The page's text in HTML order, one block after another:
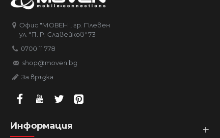
Офис "МОВЕН", гр. Плевен
ул. "П. Р. Славейков" 73
0700 11 778
shop@moven.bg
За връзка
Информация